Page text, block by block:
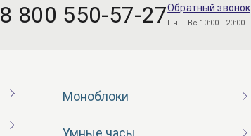
8 800 550-57-27Обратный звонок
Пн – Вс 10:00 - 20:00
Моноблоки
Умные часы